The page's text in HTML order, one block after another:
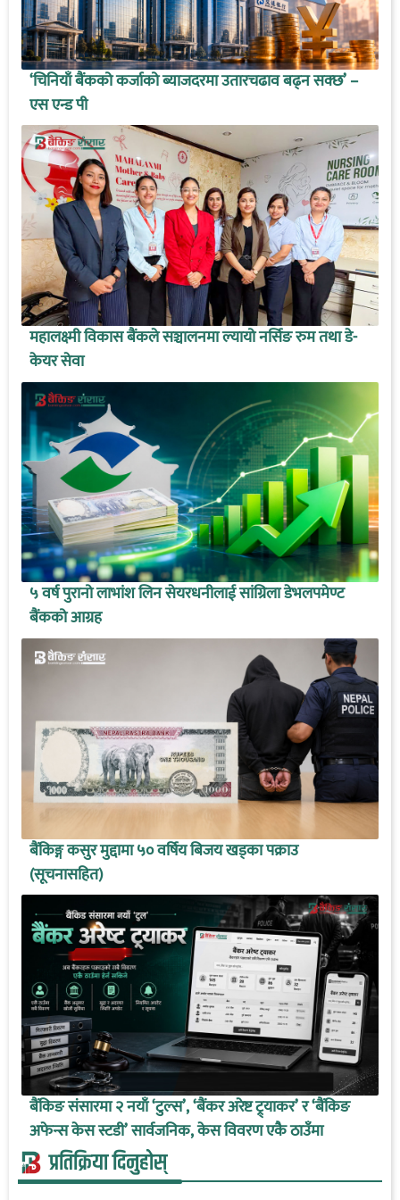
‘चिनियाँ बैंकको कर्जाको ब्याजदरमा उतारचढाव बढ्न सक्छ’ –
एस एन्ड पी
महालक्ष्मी विकास बैंकले सञ्चालनमा ल्यायो नर्सिङ रुम तथा डे-
केयर सेवा
५ वर्ष पुरानो लाभांश लिन सेयरधनीलाई सांग्रिला डेभलपमेण्ट
बैंकको आग्रह
बैंकिङ्ग कसुर मुद्दामा ५० वर्षिय बिजय खड्का पक्राउ
(सूचनासहित)
बैंकिङ संसारमा २ नयाँ ‘टुल्स’, ‘बैंकर अरेष्ट ट्र्याकर’ र ‘बैंकिङ
अफेन्स केस स्टडी’ सार्वजनिक, केस विवरण एकै ठाउँमा
प्रतिक्रिया दिनुहोस्